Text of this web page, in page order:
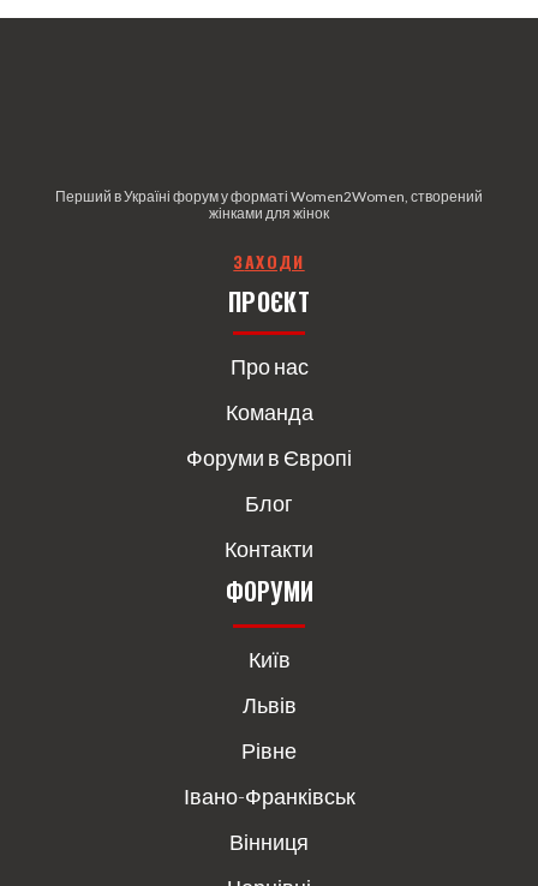
Перший в Україні форум у форматі Women2Women, створений
жінками для жінок
ЗАХОДИ
ПРОЄКТ
Про нас
Команда
Форуми в Європі
Блог
Контакти
ФОРУМИ
Київ
Львів
Рівне
Івано-Франківськ
Вінниця